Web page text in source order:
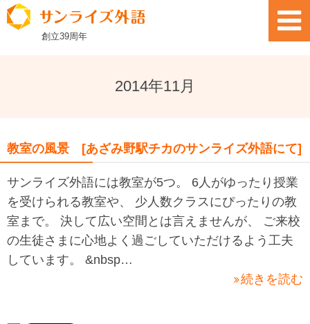
創立39周年
2014年11月
教室の風景 [あざみ野駅チカのサンライズ外語にて]
サンライズ外語には教室が5つ。 6人がゆったり授業
を受けられる教室や、 少人数クラスにぴったりの教
室まで。 決して広い空間とは言えませんが、 ご来校
の生徒さまに心地よく過ごしていただけるよう工夫
しています。 &nbsp…
続きを読む